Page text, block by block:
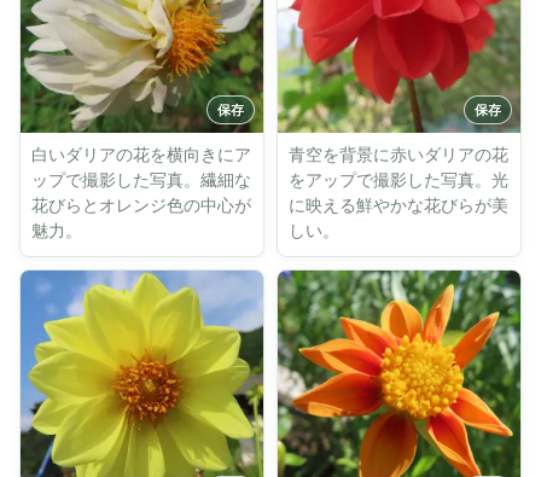
白いダリアの花を横向きにア
ップで撮影した写真。繊細な
花びらとオレンジ色の中心が
魅力。
青空を背景に赤いダリアの花
をアップで撮影した写真。光
に映える鮮やかな花びらが美
しい。